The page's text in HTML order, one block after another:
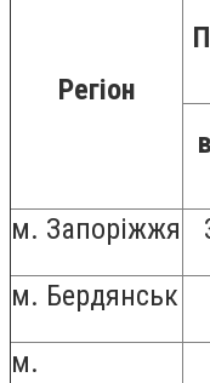
Регіон
м. Запоріжжя
м. Бердянськ
м.